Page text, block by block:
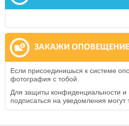
ЗАКАЖИ ОПОВЕЩЕНИЕ
Если присоединишься к системе
фотография с тобой.
Для защиты конфиденциальности и
подписаться на уведомления могут